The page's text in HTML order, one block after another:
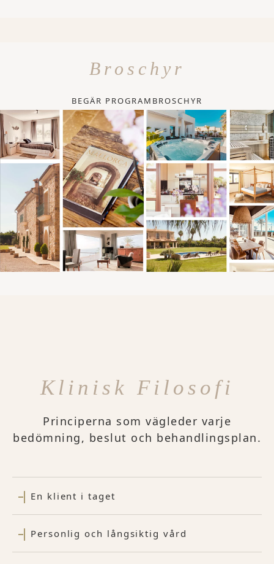
Broschyr
BEGÄR PROGRAMBROSCHYR
Klinisk Filosofi
Principerna som vägleder varje
bedömning, beslut och behandlingsplan.
En klient i taget
Personlig och långsiktig vård